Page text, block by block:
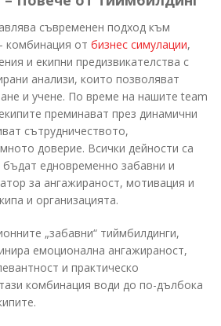
съвременен подход към
комбинация от бизнес симулации,
и екипни предизвикателства с
анализи, които позволяват
и учене. По време на нашите team
преминават през динамични
сътрудничеството,
доверие. Всички дейности са
бъдат едновременно забавни и
за ангажираност, мотивация и
и организацията.
„забавни“ тиймбилдинги,
емоционална ангажираност,
и практическо
комбинация води до по-дълбока